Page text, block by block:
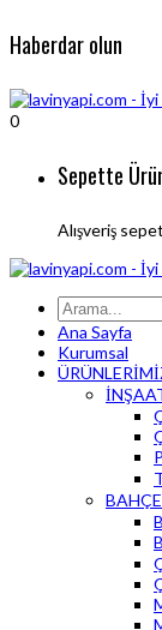
Haberdar olun
0
Sepette
Alışveriş
Ana Sayfa
Kurumsal